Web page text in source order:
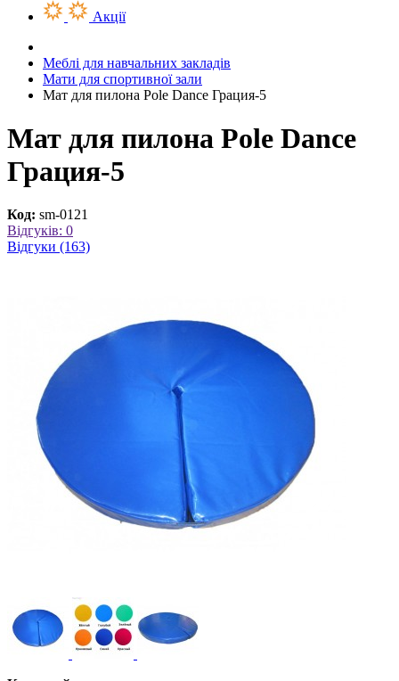
Акції
Меблі для навчальних закладів
Мати для спортивної зали
Мат для пилона Pole Dаnce Грация-5
Мат для пилона Pole Dаnce
Грация-5
Код: sm-0121
Відгуків: 0
Відгуки (163)